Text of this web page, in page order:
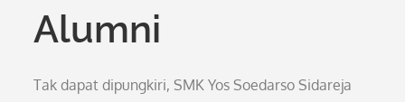
Alumni
Tak dapat dipungkiri, SMK Yos Soedarso Sidareja